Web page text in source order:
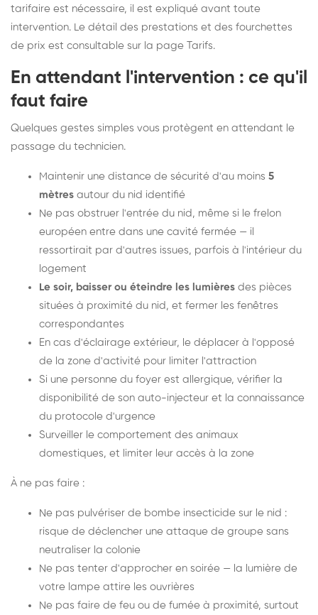
tarifaire est nécessaire, il est expliqué avant toute
intervention. Le détail des prestations et des fourchettes
de prix est consultable sur la page Tarifs.
En attendant l'intervention : ce qu'il
faut faire
Quelques gestes simples vous protègent en attendant le
passage du technicien.
Maintenir une distance de sécurité d'au moins 5
mètres autour du nid identifié
Ne pas obstruer l'entrée du nid, même si le frelon
européen entre dans une cavité fermée — il
ressortirait par d'autres issues, parfois à l'intérieur du
logement
Le soir, baisser ou éteindre les lumières des pièces
situées à proximité du nid, et fermer les fenêtres
correspondantes
En cas d'éclairage extérieur, le déplacer à l'opposé
de la zone d'activité pour limiter l'attraction
Si une personne du foyer est allergique, vérifier la
disponibilité de son auto-injecteur et la connaissance
du protocole d'urgence
Surveiller le comportement des animaux
domestiques, et limiter leur accès à la zone
À ne pas faire :
Ne pas pulvériser de bombe insecticide sur le nid :
risque de déclencher une attaque de groupe sans
neutraliser la colonie
Ne pas tenter d'approcher en soirée — la lumière de
votre lampe attire les ouvrières
Ne pas faire de feu ou de fumée à proximité, surtout